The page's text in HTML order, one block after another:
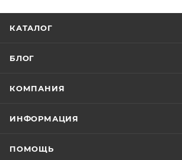
КАТАЛОГ
БЛОГ
КОМПАНИЯ
ИНФОРМАЦИЯ
ПОМОЩЬ